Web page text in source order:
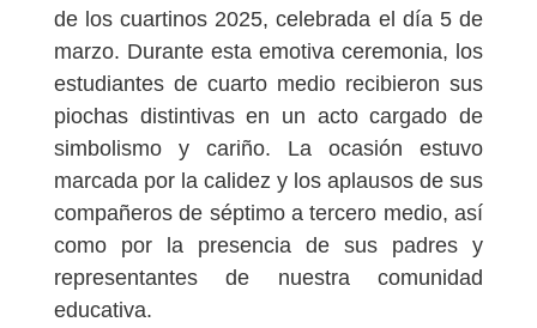
de los cuartinos 2025, celebrada el día 5 de
marzo. Durante esta emotiva ceremonia, los
estudiantes de cuarto medio recibieron sus
piochas distintivas en un acto cargado de
simbolismo y cariño. La ocasión estuvo
marcada por la calidez y los aplausos de sus
compañeros de séptimo a tercero medio, así
como por la presencia de sus padres y
representantes de nuestra comunidad
educativa.